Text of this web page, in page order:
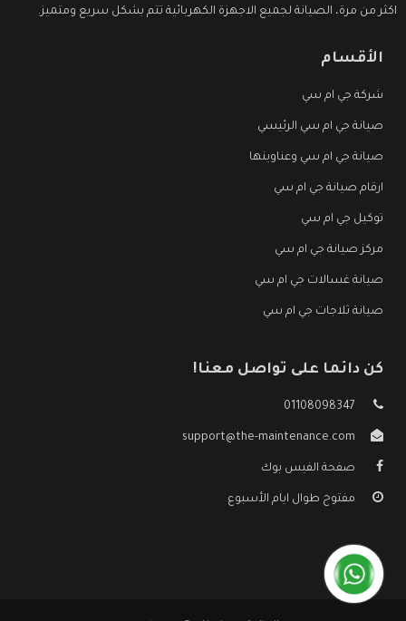
اكثر من مرة، الصيانة لجميع الاجهزة الكهربائية تتم بشكل سريع ومتميز.
الأقسام
شركة جي ام سي
صيانة جي ام سي الرئيسي
صيانة جي ام سي وعناوينها
ارقام صيانة جي ام سي
توكيل جي ام سي
مركز صيانة جي ام سي
صيانة غسالات جي ام سي
صيانة ثلاجات جي ام سي
كن دائما على تواصل معنا!
01108098347
support@the-maintenance.com
صفحة الفيس بوك
مفتوح طوال ايام الأسبوع